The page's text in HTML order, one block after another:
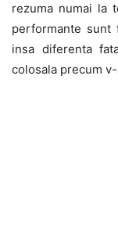
rezuma numai la
performante sunt
insa diferenta
colosala precum